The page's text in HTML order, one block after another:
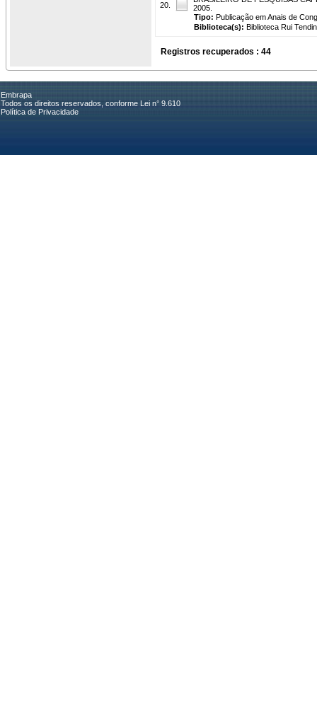
20.
2005.
Tipo: Publicação em Anais de
Biblioteca(s): Biblioteca Rui
Registros recuperados : 44
Embrapa
Todos os direitos reservados, conforme Lei n° 9.610
Política de Privacidade